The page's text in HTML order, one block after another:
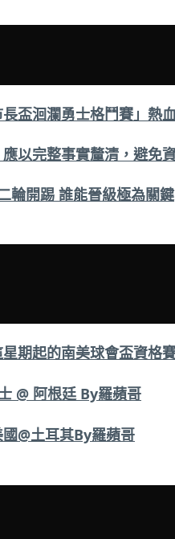
盃洄瀾勇士格鬥賽」熱
以完整事實釐清，避免
輪開踢 誰能晉級極為關鍵
期起的南美球會盃資格
@ 阿根廷 By羅蘋哥
@土耳其By羅蘋哥